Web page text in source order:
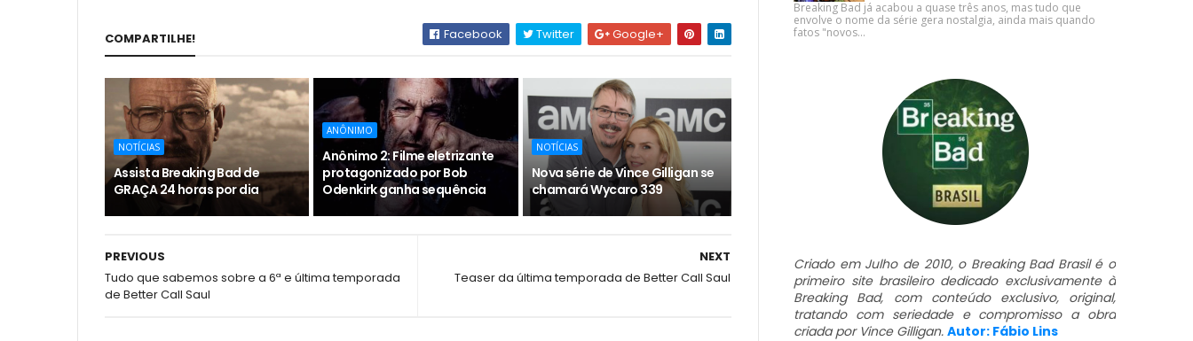
COMPARTILHE! Facebook Twitter Google+
NOTÍCIAS
Assista Breaking Bad de
GRAÇA 24 horas por dia
ANÔNIMO
Anônimo 2: Filme eletrizante
protagonizado por Bob
Odenkirk ganha sequência
NOTÍCIAS
Nova série de Vince Gilligan se
chamará Wycaro 339
NEXT
Teaser da última temporada de Better Call Saul
PREVIOUS
Tudo que sabemos sobre a 6ª e última temporada
de Better Call Saul
Breaking Bad já acabou a quase três anos, mas tudo que
envolve o nome da série gera nostalgia, ainda mais quando
fatos "novos...
Criado em Julho de 2010, o Breaking Bad Brasil é o
primeiro site brasileiro dedicado exclusivamente à
Breaking Bad, com conteúdo exclusivo, original,
tratando com seriedade e compromisso a obra
criada por Vince Gilligan. Autor: Fábio Lins